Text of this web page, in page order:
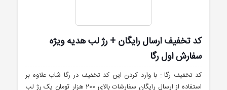
کد تخفیف ارسال رایگان + رژ لب هدیه ویژه
سفارش اول رگا
کد تخفیف رگا : با وارد کردن این کد تخفیف در رگا شاب علاوه بر
استفاده از ارسال رایگان سفارشات بالای 200 هزار تومان یک رژ لب